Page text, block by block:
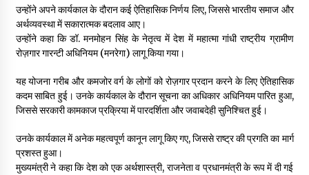
उन्होंने अपने कार्यकाल के दौरान कई ऐतिहासिक निर्णय लिए, जिससे भारतीय समाज और
अर्थव्यवस्था में सकारात्मक बदलाव आए।
उन्होंने कहा कि डॉ. मनमोहन सिंह के नेतृत्व में देश में महात्मा गांधी राष्ट्रीय ग्रामीण
रोज़गार गारन्टी अधिनियम (मनरेगा) लागू किया गया।
यह योजना गरीब और कमजोर वर्ग के लोगों को रोज़गार प्रदान करने के लिए ऐतिहासिक
कदम साबित हुई। उनके कार्यकाल के दौरान सूचना का अधिकार अधिनियम पारित हुआ,
जिससे सरकारी कामकाज प्रक्रिया में पारदर्शिता और जवाबदेही सुनिश्चित हुई।
उनके कार्यकाल में अनेक महत्वपूर्ण कानून लागू किए गए, जिससे राष्ट्र की प्रगति का मार्ग
प्रशस्त हुआ।
मुख्यमंत्री ने कहा कि देश को एक अर्थशास्त्री, राजनेता व प्रधानमंत्री के रूप में दी गई